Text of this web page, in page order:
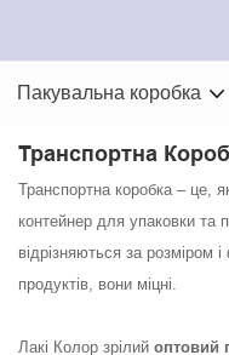
Пакувальна коробка
Транспортна
Транспортна коробка – це,
контейнер для упаковки та
відрізняються за розміром
продуктів, вони міцні.
Лакі Колор зрілий оптовий